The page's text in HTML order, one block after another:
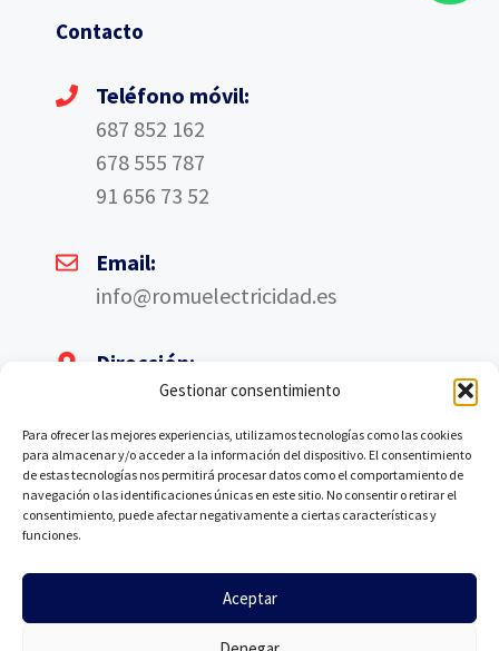
Gestionar consentimiento
Para ofrecer las mejores experiencias, utilizamos tecnologías como las cookies
para almacenar y/o acceder a la información del dispositivo. El consentimiento
de estas tecnologías nos permitirá procesar datos como el comportamiento de
navegación o las identificaciones únicas en este sitio. No consentir o retirar el
consentimiento, puede afectar negativamente a ciertas características y
funciones.
Aceptar
Contacto
Teléfono móvil:
687 852 162
678 555 787
91 656 73 52
Email:
info@romuelectricidad.es
Dirección:
Av. de las Américas, 4, Nave A6, 28823
Coslada, Madrid